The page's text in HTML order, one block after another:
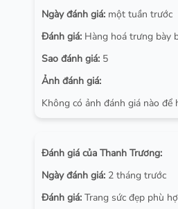
Ngày đánh giá: một tuần trước
Đánh giá: Hàng hoá trưng bày
Sao đánh giá: 5
Ảnh đánh giá:
Không có ảnh đánh giá nào để
Đánh giá của Thanh Trương:
Ngày đánh giá: 2 tháng trước
Đánh giá: Trang sức đẹp phù